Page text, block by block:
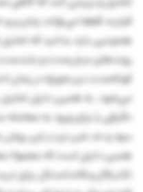
فرایند قطعا می‌تواند زمان‌بر
همچنین باید بدانید که
روندهای میان‌مدت و بلندمدت
کوتاه‌مدت نیز به‌ویژه در زمان
می‌شود. به همین دلیل تحلیل
دقیقی را برای ورود به
سود و حد ضرر نیز در این
همین دلیل است که معمولا
تکنیکال و فاندامنتال برای